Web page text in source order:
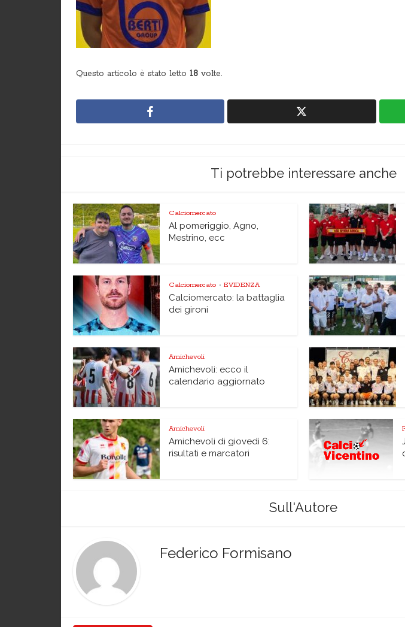
Questo articolo è stato letto 18 volte.
Ti potrebbe interessare anche
Calciomercato
Al pomeriggio, Agno,
Mestrino, ecc
Calciomercato • EVIDENZA
Calciomercato: la battaglia
dei gironi
Amichevoli
Amichevoli: ecco il
calendario aggiornato
Amichevoli
Amichevoli di giovedì 6:
risultati e marcatori
Sull'Autore
Federico Formisano